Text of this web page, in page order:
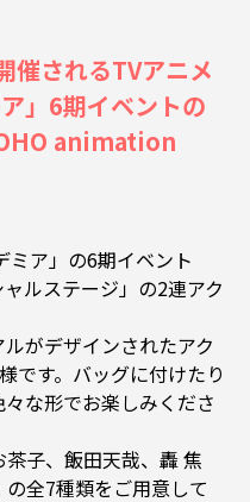
催されるTVアニメ
」6期イベントの
animation
ミア」の6期イベント
ルステージ」の2連アク
がデザインされたアク
です。バッグに付けたり
な形でお楽しみくださ
茶子、飯田天哉、轟 焦
全7種類をご用意して